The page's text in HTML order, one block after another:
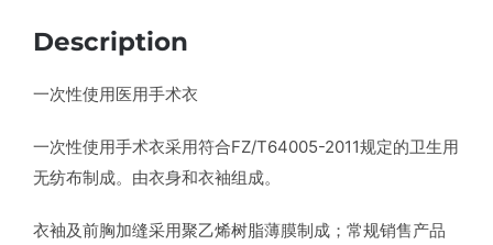
Description
一次性使用医用手术衣
一次性使用手术衣采用符合FZ/T64005-2011规定的卫生用
无纺布制成。由衣身和衣袖组成。
衣袖及前胸加缝采用聚乙烯树脂薄膜制成；常规销售产品